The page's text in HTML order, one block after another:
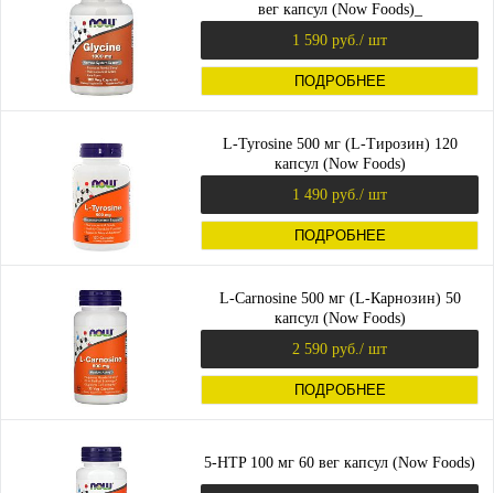
вег капсул (Now Foods)_
1 590 руб. / шт
ПОДРОБНЕЕ
L-Tyrosine 500 мг (L-Тирозин) 120
капсул (Now Foods)
1 490 руб. / шт
ПОДРОБНЕЕ
L-Carnosine 500 мг (L-Карнозин) 50
капсул (Now Foods)
2 590 руб. / шт
ПОДРОБНЕЕ
5-HTP 100 мг 60 вег капсул (Now Foods)